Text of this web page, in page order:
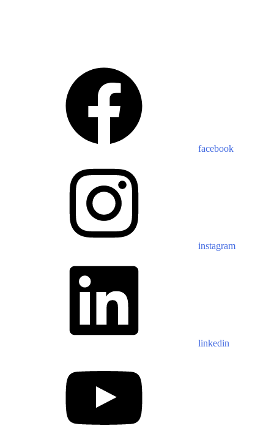
facebook
instagram
linkedin